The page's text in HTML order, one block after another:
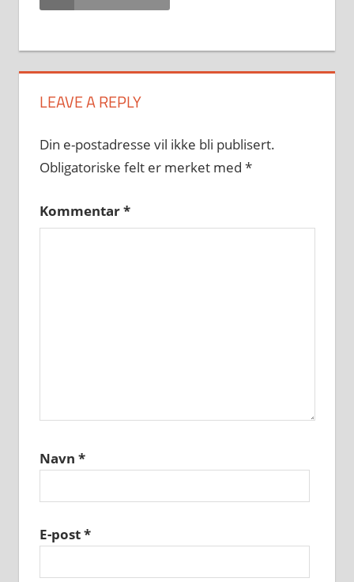
LEAVE A REPLY
Din e-postadresse vil ikke bli publisert.
Obligatoriske felt er merket med *
Kommentar*
Navn *
E-post*